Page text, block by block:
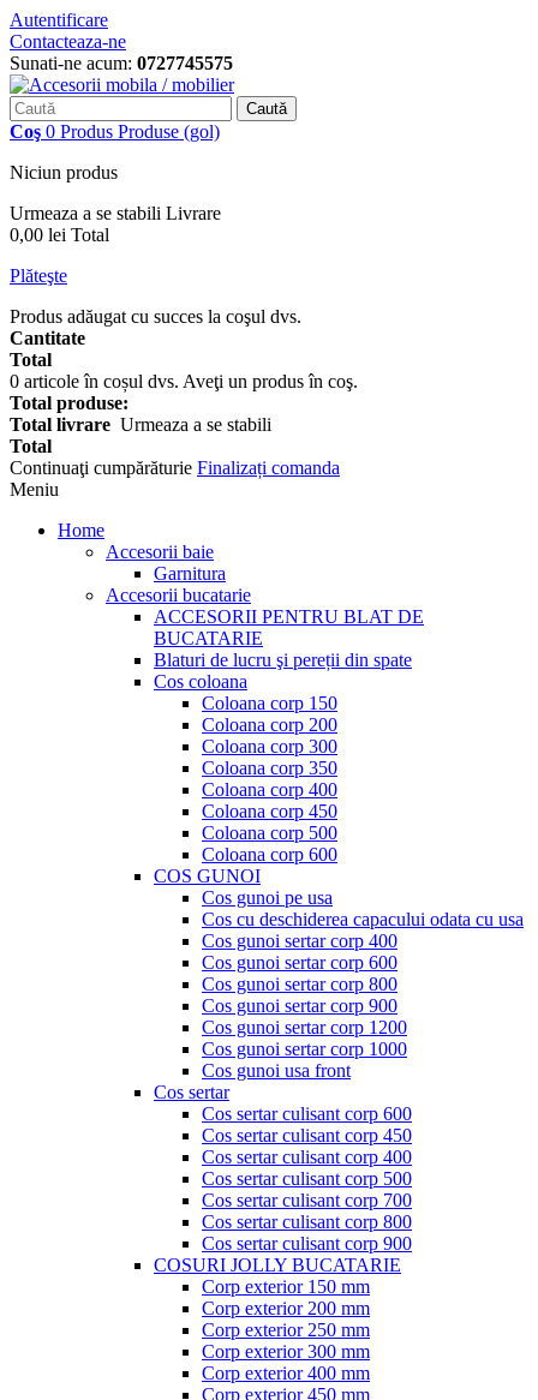
Autentificare
Contacteaza-ne
Sunati-ne acum: 0727745575
Caută
Coş 0 Produs Produse (gol)
Niciun produs
Urmeaza a se stabili Livrare
0,00 lei Total
Plăteşte
Produs adăugat cu succes la coşul dvs.
Cantitate
Total
0 articole în coșul dvs. Aveţi un produs în coş.
Total produse:
Total livrare Urmeaza a se stabili
Total
Continuaţi cumpărăturie Finalizați comanda
Meniu
Home
Accesorii baie
Garnitura
Accesorii bucatarie
ACCESORII PENTRU BLAT DE
BUCATARIE
Blaturi de lucru şi pereții din spate
Cos coloana
Coloana corp 150
Coloana corp 200
Coloana corp 300
Coloana corp 350
Coloana corp 400
Coloana corp 450
Coloana corp 500
Coloana corp 600
COS GUNOI
Cos gunoi pe usa
Cos cu deschiderea capacului odata cu usa
Cos gunoi sertar corp 400
Cos gunoi sertar corp 600
Cos gunoi sertar corp 800
Cos gunoi sertar corp 900
Cos gunoi sertar corp 1200
Cos gunoi sertar corp 1000
Cos gunoi usa front
Cos sertar
Cos sertar culisant corp 600
Cos sertar culisant corp 450
Cos sertar culisant corp 400
Cos sertar culisant corp 500
Cos sertar culisant corp 700
Cos sertar culisant corp 800
Cos sertar culisant corp 900
COSURI JOLLY BUCATARIE
Corp exterior 150 mm
Corp exterior 200 mm
Corp exterior 250 mm
Corp exterior 300 mm
Corp exterior 400 mm
Corp exterior 450 mm